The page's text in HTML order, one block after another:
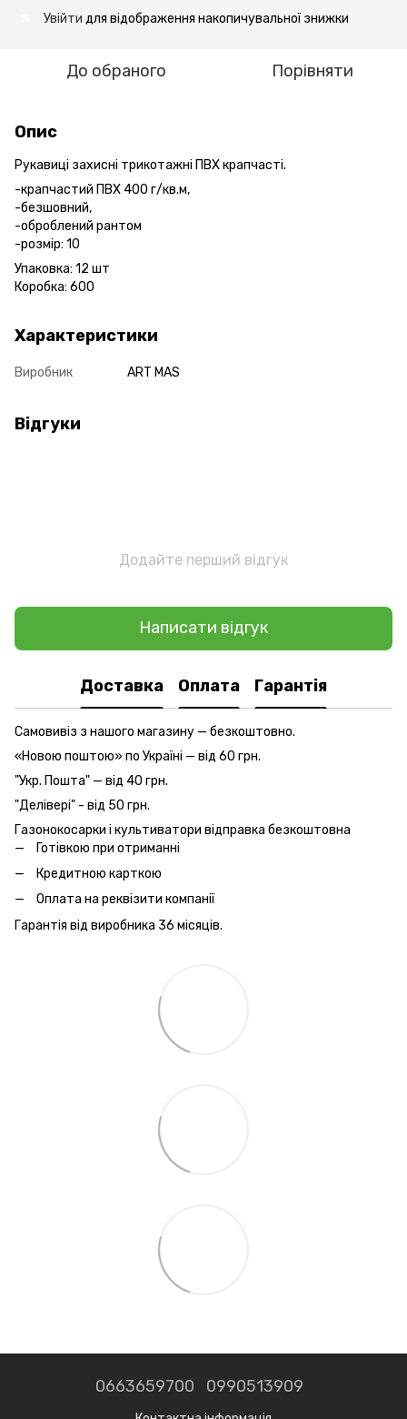
Увійти для відображення накопичувальної знижки
До обраного Порівняти
Опис
Рукавиці захисні трикотажні ПВХ крапчасті.
-крапчастий ПВХ 400 г/кв.м,
-безшовний,
-оброблений рантом
-розмір: 10
Упаковка: 12 шт
Коробка: 600
Характеристики
Виробник ART MAS
Відгуки
Додайте перший відгук
Написати відгук
Доставка Оплата Гарантія
Самовивіз з нашого магазину — безкоштовно.
«Новою поштою» по Україні — від 60 грн.
"Укр. Пошта" — від 40 грн.
"Делівері" - від 50 грн.
Газонокосарки і культиватори відправка безкоштовна
Готівкою при отриманні
Кредитною карткою
Оплата на реквізити компанії
Гарантія від виробника 36 місяців.
0663659700 0990513909